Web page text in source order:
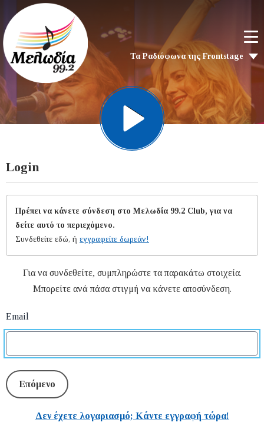
Τα Ραδιόφωνα της Frontstage
Login
Πρέπει να κάνετε σύνδεση στο Μελωδία 99.2 Club, για να
δείτε αυτό το περιεχόμενο.
Συνδεθείτε εδώ, ή εγγραφείτε δωρεάν!
Για να συνδεθείτε, συμπληρώστε τα παρακάτω στοιχεία.
Μπορείτε ανά πάσα στιγμή να κάνετε αποσύνδεση.
Email
Επόμενο
Δεν έχετε λογαριασμό; Κάντε εγγραφή τώρα!